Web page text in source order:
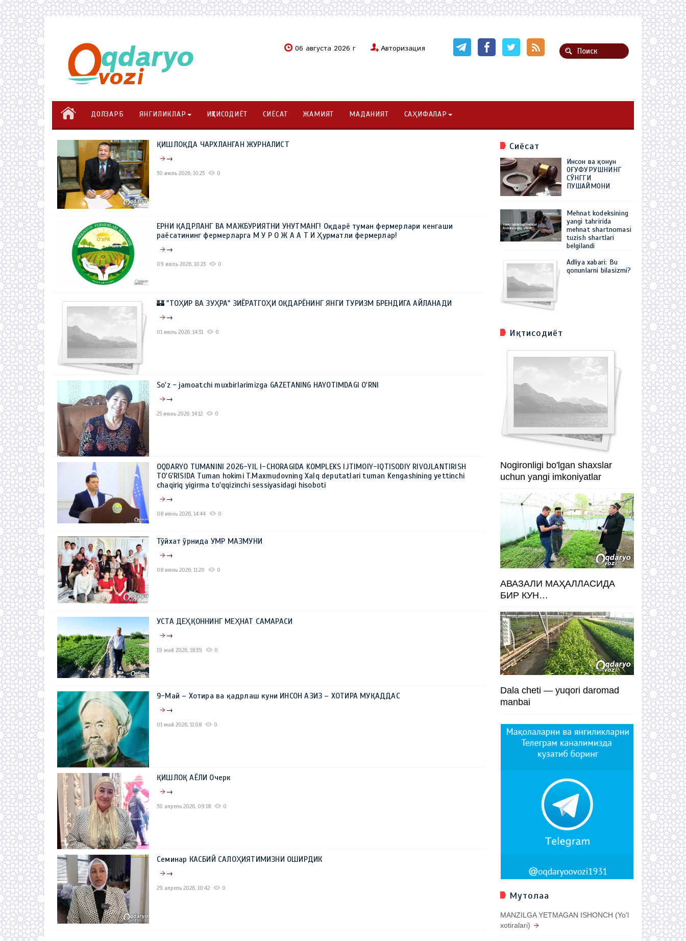
06 августа 2026 г Авторизация
ДОЛЗАРБ ЯНГИЛИКЛАР ИҚТИСОДИЁТ СИЁСАТ ЖАМИЯТ МАДАНИЯТ САҲИФАЛАР
ҚИШЛОҚДА ЧАРХЛАНГАН ЖУРНАЛИСТ
→
30 июль 2026, 10:23 0
ЕРНИ ҚАДРЛАНГ ВА МАЖБУРИЯТНИ УНУТМАНГ! Оқдарё туман фермерлари кенгаши
раёсатининг фермерларга М У Р О Ж А А Т И Ҳурматли фермерлар!
→
09 июль 2026, 10:23 0
🏰 "ТОҲИР ВА ЗУҲРА" ЗИЁРАТГОҲИ ОҚДАРЁНИНГ ЯНГИ ТУРИЗМ БРЕНДИГА АЙЛАНАДИ
→
01 июль 2026, 14:31 0
So'z - jamoatchi muxbirlarimizga GAZETANING HAYOTIMDAGI O'RNI
→
25 июнь 2026, 14:12 0
OQDARYO TUMANINI 2026-YIL I-CHORAGIDA KOMPLEKS IJTIMOIY-IQTISODIY RIVOJLANTIRISH
TO'G'RISIDA Tuman hokimi T.Maxmudovning Xalq deputatlari tuman Kengashining yettinchi
chaqiriq yigirma to'qqizinchi sessiyasidagi hisoboti
→
08 июнь 2026, 14:44 0
Тўйхат ўрнида УМР МАЗМУНИ
→
08 июнь 2026, 11:20 0
УСТА ДЕҲҚОННИНГ МЕҲНАТ САМАРАСИ
→
19 май 2026, 18:39 0
9-Май – Хотира ва қадрлаш куни ИНСОН АЗИЗ – ХОТИРА МУҚАДДАС
→
01 май 2026, 11:08 0
ҚИШЛОҚ АЁЛИ Очерк
→
30 апрель 2026, 09:18 0
Семинар КАСБИЙ САЛОҲИЯТИМИЗНИ ОШИРДИК
→
29 апрель 2026, 10:42 0
Сиёсат
Инсон ва қонун
ОҒУФУРУШНИНГ
СЎНГГИ
ПУШАЙМОНИ
Mehnat kodeksining
yangi tahririda
mehnat shartnomasi
tuzish shartlari
belgilandi
Adliya xabari: Bu
qonunlarni bilasizmi?
Иқтисодиёт
Nogironligi bo'lgan shaxslar
uchun yangi imkoniyatlar
АВАЗАЛИ МАҲАЛЛАСИДА
БИР КУН…
Dala cheti — yuqori daromad
manbai
Мутолаа
MANZILGA YETMAGAN ISHONCH (Yo'l
xotiralari)